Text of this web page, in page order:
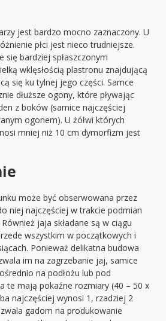
jest bardzo mocno zaznaczony. U
płci jest nieco trudniejsze.
się bardziej spłaszczonym
wklęsłością plastronu znajdującą
się ku tylnej jego części. Samce
dłuższe ogony, które pływając
z boków (samice najczęściej
ogonem). U żółwi których
mniej niż 10 cm dymorfizm jest
może być obserwowana przez
niej najczęściej w trakcie podmian
jaja składane są w ciągu
wszystkim w początkowych i
Ponieważ delikatna budowa
im na zagrzebanie jaj, samice
na podłożu lub pod
te mają pokaźne rozmiary (40 – 50 x
najczęściej wynosi 1, rzadziej 2
gadom na produkowanie